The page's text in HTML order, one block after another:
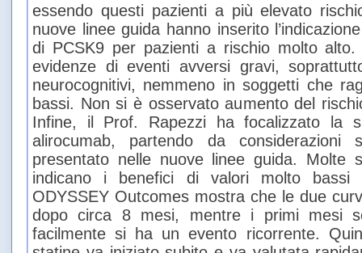
essendo questi pazienti a più elevato
nuove linee guida hanno inserito
di PCSK9 per pazienti a rischio molto
evidenze di eventi avversi gravi,
neurocognitivi, nemmeno in soggetti che
bassi. Non si è osservato aumento del
Infine, il Prof. Rapezzi ha focalizzato la
alirocumab, partendo da
presentato nelle nuove linee guida. Molte
indicano i benefici di valori molto
ODYSSEY Outcomes mostra che le due
dopo circa 8 mesi, mentre i primi mesi
facilmente si ha un evento ricorrente.